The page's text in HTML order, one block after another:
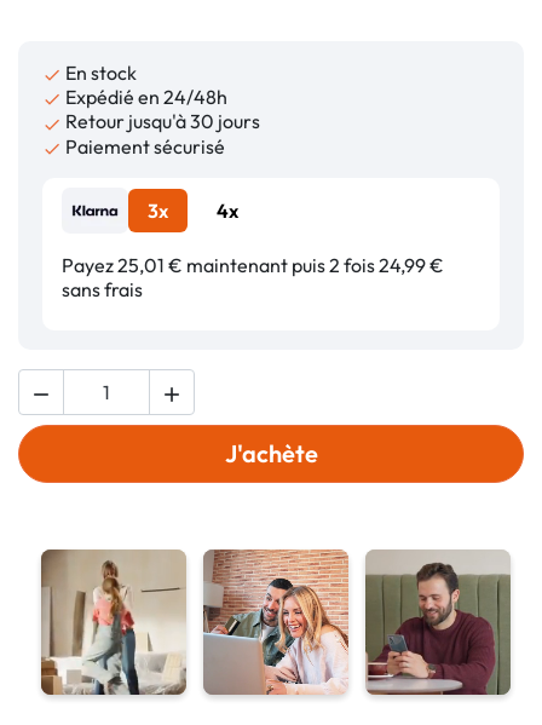
 En stock
 Expédié en 24/48h
 Retour jusqu'à 30 jours
 Paiement sécurisé
3x 4x
Payez 25,01 € maintenant puis 2 fois 24,99 €
sans frais
 
J'achète